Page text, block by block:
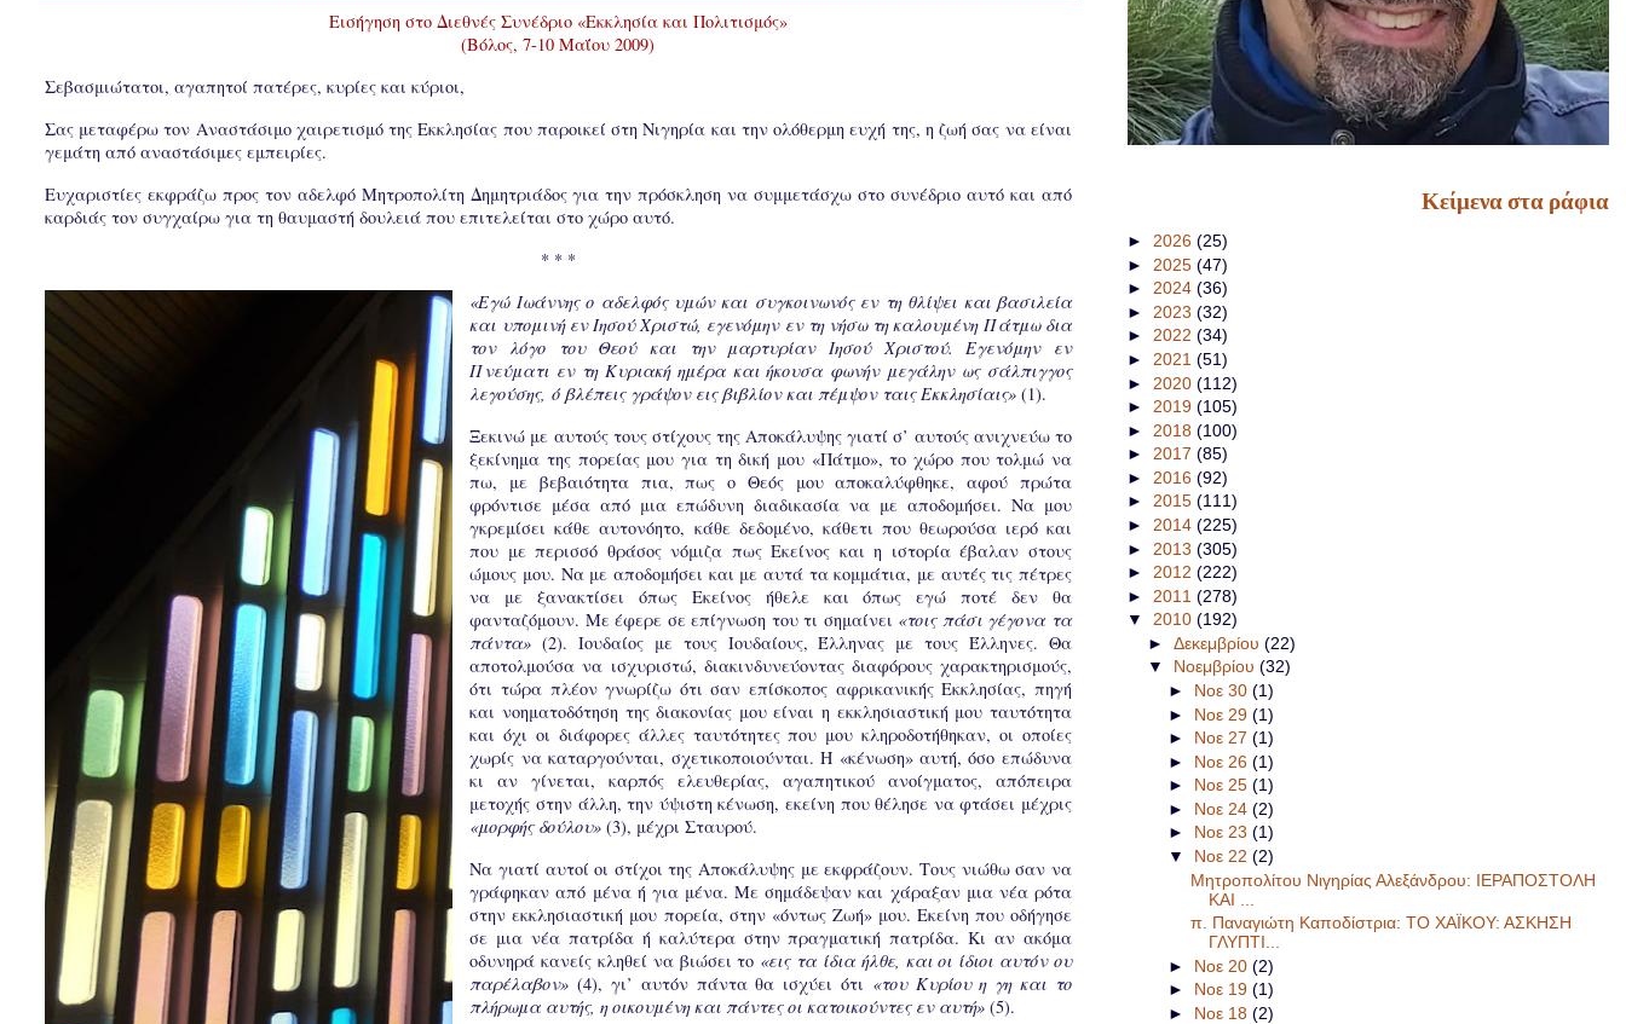
Εισήγηση στο Διεθνές Συνέδριο «Εκκλησία και Πολιτισμός»
(Βόλος, 7-10 Μαΐου 2009)
Σεβασμιώτατοι, αγαπητοί πατέρες, κυρίες και κύριοι,
Σας μεταφέρω τον Αναστάσιμο χαιρετισμό της Εκκλησίας που παροικεί στη Νιγηρία και την ολόθερμη ευχή της, η ζωή σας να είναι
γεμάτη από αναστάσιμες εμπειρίες.
Ευχαριστίες εκφράζω προς τον αδελφό Μητροπολίτη Δημητριάδος για την πρόσκληση να συμμετάσχω στο συνέδριο αυτό και από
καρδιάς τον συγχαίρω για τη θαυμαστή δουλειά που επιτελείται στο χώρο αυτό.
* * *
«Εγώ Ιωάννης ο αδελφός υμών και συγκοινωνός εν τη θλίψει και βασιλεία
και υπομινή εν Ιησού Χριστώ, εγενόμην εν τη νήσω τη καλουμένη Πάτμω δια
τον λόγο του Θεού και την μαρτυρίαν Ιησού Χριστού. Εγενόμην εν
Πνεύματι εν τη Κυριακή ημέρα και ήκουσα φωνήν μεγάλην ως σάλπιγγος
λεγούσης, ό βλέπεις γράψον εις βιβλίον και πέμψον ταις Εκκλησίαις» (1).
Ξεκινώ με αυτούς τους στίχους της Αποκάλυψης γιατί σ’ αυτούς ανιχνεύω το
ξεκίνημα της πορείας μου για τη δική μου «Πάτμο», το χώρο που τολμώ να
πω, με βεβαιότητα πια, πως ο Θεός μου αποκαλύφθηκε, αφού πρώτα
φρόντισε μέσα από μια επώδυνη διαδικασία να με αποδομήσει. Να μου
γκρεμίσει κάθε αυτονόητο, κάθε δεδομένο, κάθετι που θεωρούσα ιερό και
που με περισσό θράσος νόμιζα πως Εκείνος και η ιστορία έβαλαν στους
ώμους μου. Να με αποδομήσει και με αυτά τα κομμάτια, με αυτές τις πέτρες
να με ξανακτίσει όπως Εκείνος ήθελε και όπως εγώ ποτέ δεν θα
φανταζόμουν. Με έφερε σε επίγνωση του τι σημαίνει «τοις πάσι γέγονα τα
πάντα» (2). Ιουδαίος με τους Ιουδαίους, Έλληνας με τους Έλληνες. Θα
αποτολμούσα να ισχυριστώ, διακινδυνεύοντας διαφόρους χαρακτηρισμούς,
ότι τώρα πλέον γνωρίζω ότι σαν επίσκοπος αφρικανικής Εκκλησίας, πηγή
και νοηματοδότηση της διακονίας μου είναι η εκκλησιαστική μου ταυτότητα
και όχι οι διάφορες άλλες ταυτότητες που μου κληροδοτήθηκαν, οι οποίες
χωρίς να καταργούνται, σχετικοποιούνται. Η «κένωση» αυτή, όσο επώδυνα
κι αν γίνεται, καρπός ελευθερίας, αγαπητικού ανοίγματος, απόπειρα
μετοχής στην άλλη, την ύψιστη κένωση, εκείνη που θέλησε να φτάσει μέχρις
«μορφής δούλου» (3), μέχρι Σταυρού.
Να γιατί αυτοί οι στίχοι της Αποκάλυψης με εκφράζουν. Τους νιώθω σαν να
γράφηκαν από μένα ή για μένα. Με σημάδεψαν και χάραξαν μια νέα ρότα
στην εκκλησιαστική μου πορεία, στην «όντως Ζωή» μου. Εκείνη που οδήγησε
σε μια νέα πατρίδα ή καλύτερα στην πραγματική πατρίδα. Κι αν ακόμα
οδυνηρά κανείς κληθεί να βιώσει το «εις τα ίδια ήλθε, και οι ίδιοι αυτόν ου
παρέλαβον» (4), γι’ αυτόν πάντα θα ισχύει ότι «του Κυρίου η γη και το
πλήρωμα αυτής, η οικουμένη και πάντες οι κατοικούντες εν αυτή» (5).
Κείμενα στα ράφια
► 2026 (25)
► 2025 (47)
► 2024 (36)
► 2023 (32)
► 2022 (34)
► 2021 (51)
► 2020 (112)
► 2019 (105)
► 2018 (100)
► 2017 (85)
► 2016 (92)
► 2015 (111)
► 2014 (225)
► 2013 (305)
► 2012 (222)
► 2011 (278)
▼ 2010 (192)
► Δεκεμβρίου (22)
▼ Νοεμβρίου (32)
► Νοε 30(1)
► Νοε 29(1)
► Νοε 27(1)
► Νοε 26(1)
► Νοε 25(1)
► Νοε 24(2)
► Νοε 23(1)
▼ Νοε 22(2)
Μητροπολίτου Νιγηρίας Αλεξάνδρου: ΙΕΡΑΠΟΣΤΟΛΗ
ΚΑΙ ...
π. Παναγιώτη Καποδίστρια: ΤΟ ΧΑΪΚΟΥ: ΑΣΚΗΣΗ
ΓΛΥΠΤΙ...
► Νοε 20(2)
► Νοε 19(1)
► Νοε 18(2)